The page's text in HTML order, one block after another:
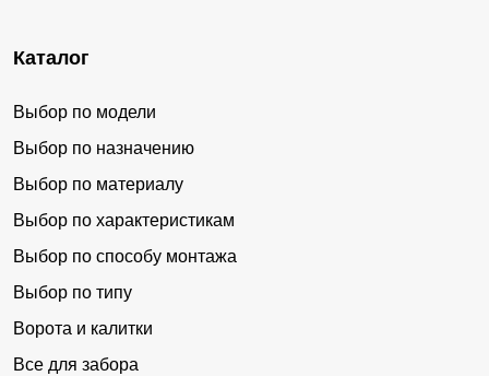
Каталог
Выбор по модели
Выбор по назначению
Выбор по материалу
Выбор по характеристикам
Выбор по способу монтажа
Выбор по типу
Ворота и калитки
Все для забора